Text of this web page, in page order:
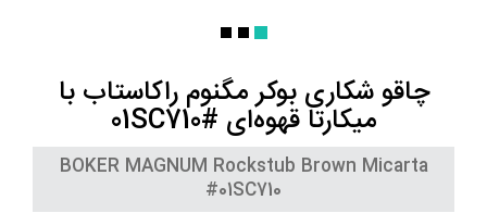
چاقو شکاری بوکر مگنوم راکاستاب با
میکارتا قهوه‌ای #01SC710
BOKER MAGNUM Rockstub Brown Micarta
#01SC710